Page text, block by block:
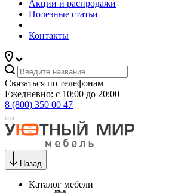
Акции и распродажи
Полезные статьи
Контакты
Связаться по телефонам
Ежедневно: с 10:00 до 20:00
8 (800) 350 00 47
Назад
Каталог мебели